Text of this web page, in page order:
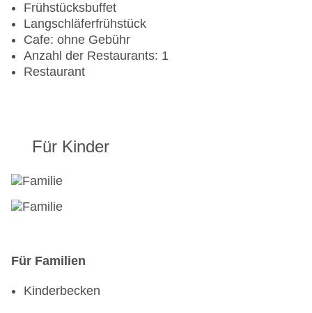
Frühstücksbuffet
Langschläferfrühstück
Cafe: ohne Gebühr
Anzahl der Restaurants: 1
Restaurant
Für Kinder
Für Familien
Kinderbecken